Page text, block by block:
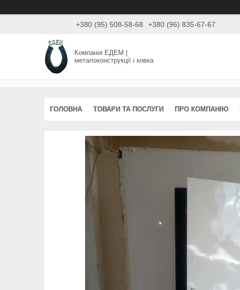
+380 (95) 508-58-68 +380 (96) 835-67-67
Компанія ЕДЕМ |
металоконструкції і ковка
ГОЛОВНА ТОВАРИ ТА ПОСЛУГИ ПРО КОМПАНІЮ